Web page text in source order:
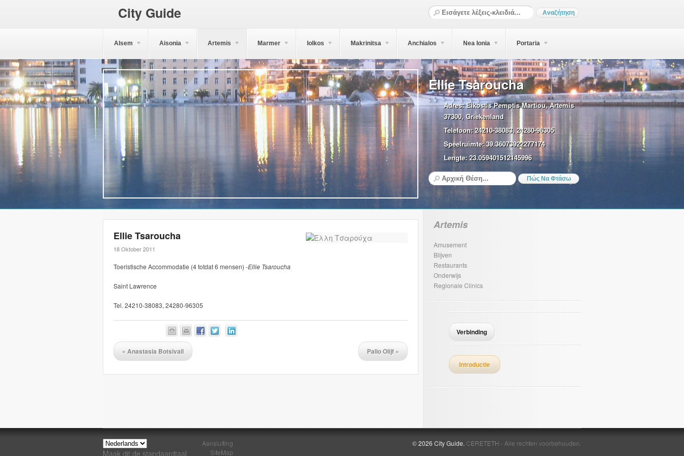
City Guide
Alsem Aisonia Artemis Marmer Iolkos Makrinitsa Anchialos Nea Ionia Portaria
Ellie Tsaroucha
Adres:Eikostis Pemptis Martiou, Artemis
37300, Griekenland
Telefoon:24210-38083, 24280-96305
Speelruimte:39.36073922277174
Lengte: 23.059401512145996
Ellie Tsaroucha
18 Oktober 2011
Toeristische Accommodatie (4 totdat 6 mensen) -Ellie Tsaroucha
Saint Lawrence
Tel. 24210-38083, 24280-96305
« Anastasia Botsivali Palio Olijf »
Artemis
Amusement
Blijven
Restaurants
Onderwijs
Regionale Clinics
Verbinding
Introductie
Maak dit de standaardtaal
Aansluiting
SiteMap
© 2026 City Guide. CERETETH - Alle rechten voorbehouden.